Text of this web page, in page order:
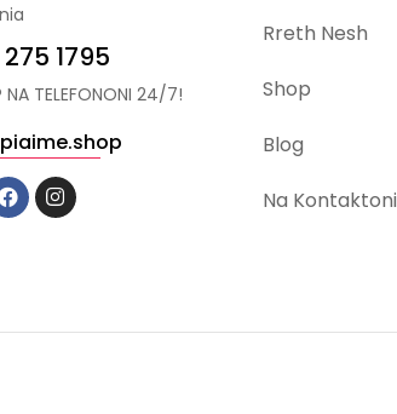
1795
NA TELEFONONI 24/7!
Rreth Nesh
Shop
Blog
Na Kontaktoni